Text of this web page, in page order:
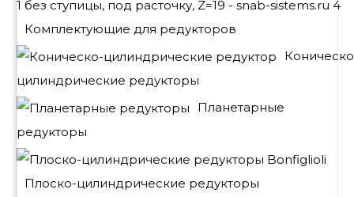
Комплектующие для редукторов
цилиндрические редукторы
Планетарные
редукторы
Плоско-цилиндрические редукторы